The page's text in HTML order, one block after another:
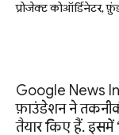
प्रोजेक्ट कोऑर्डिनेटर,
Google News
फ़ाउंडेशन ने
तैयार किए हैं. इसमें